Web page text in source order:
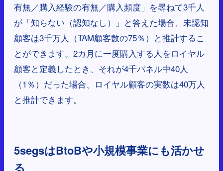
有無／購入経験の有無／購入頻度」を尋ねて3千人
が「知らない（認知なし）」と答えた場合、未認知
顧客は3千万人（TAM顧客数の75％）と推計するこ
とができます。2カ月に一度購入する人をロイヤル
顧客と定義したとき、それが4千パネル中40人
（1％）だった場合、ロイヤル顧客の実数は40万人
と推計できます。
5segsはBtoBや小規模事業にも活かせ
る